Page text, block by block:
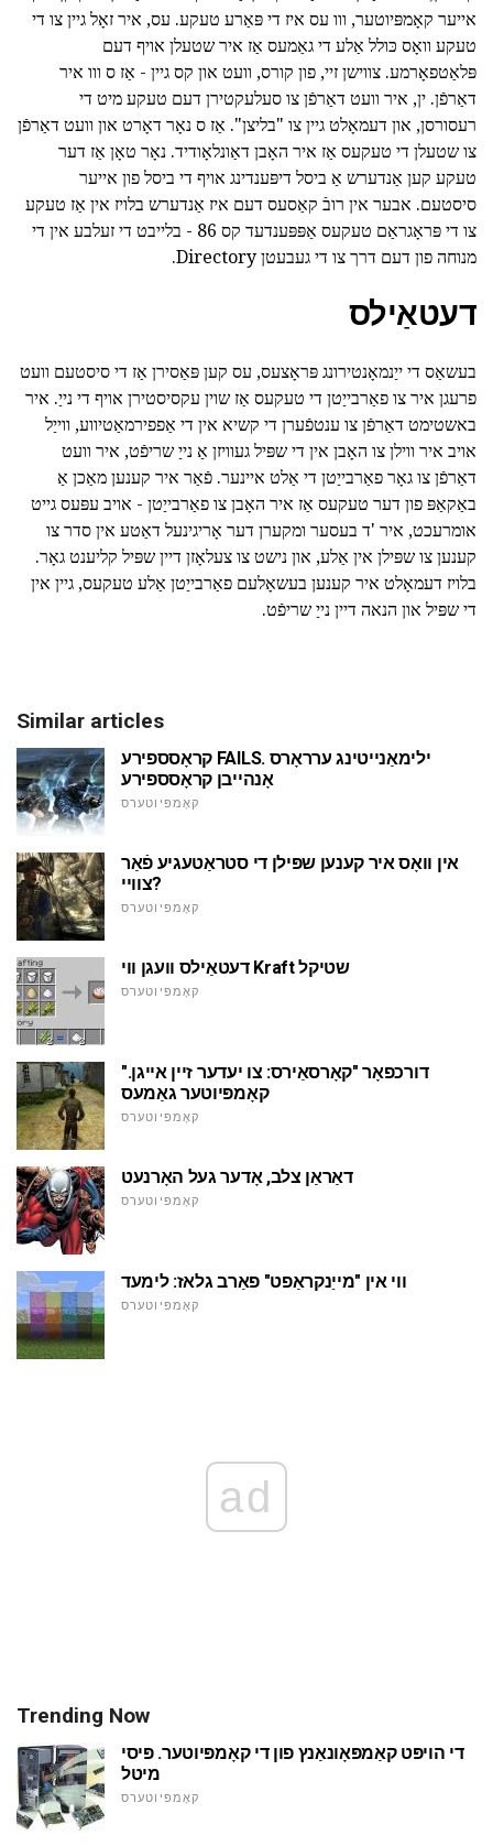
אייער קאָמפּיוטער, ווו עס איז די פּאַרע טעקע. עס, איר זאָל גיין צו די
טעקע וואָס כּולל אַלע די גאַמעס אַז איר שטעלן אויף דעם
פּלאַטפאָרמע. צווישן זיי, פון קורס, וועט און קס גיין - אַז ס ווו איר
דאַרפֿן. ין, איר וועט דאַרפֿן צו סעלעקטירן דעם טעקע מיט די
רעסורסן, און דעמאָלט גיין צו "בליצן". אַז ס נאָר דאָרט און וועט דאַרפֿן
צו שטעלן די טעקעס אַז איר האָבן דאַונלאָודיד. נאָר טאָן אַז דער
טעקע קען אַנדערש אַ ביסל דיפּענדינג אויף די ביסל פון אייער
סיסטעם. אבער אין רובֿ קאַסעס דעם איז אַנדערש בלויז אין אַז טעקע
צו די פּראָגראַם טעקעס אַפּפּענדעד קס 86 - בלייבט די זעלבע אין די
מנוחה פון דעם דרך צו די געבעטן Directory.
דעטאַילס
בעשאַס די ייַנמאָנטירונג פּראָצעס, עס קען פּאַסירן אַז די סיסטעם וועט
פרעגן איר צו פאַרבייַטן די טעקעס אַז שוין עקסיסטירן אויף די נייַ. איר
באשטימט דאַרפֿן צו ענטפֿערן די קשיא אין די אַפפירמאַטיווע, ווייַל
אויב איר ווילן צו האָבן אין די שפּיל געוויזן אַ נייַ שריפֿט, איר וועט
דאַרפֿן צו גאָר פאַרבייַטן די אַלט איינער. פֿאַר איר קענען מאַכן אַ
באַקאַפּ פון דער טעקעס אַז איר האָבן צו פאַרבייַטן - אויב עפּעס גייט
אומרעכט, איר 'ד בעסער ומקערן דער אָריגינעל דאַטע אין סדר צו
קענען צו שפּילן אין אַלע, און נישט צו צעלאָזן דיין שפּיל קליענט גאָר.
בלויז דעמאָלט איר קענען בעשאָלעם פאַרבייַטן אַלע טעקעס, גיין אין
די שפּיל און הנאה דיין נייַ שריפֿט.
Similar articles
קראָסספירע FAILS. ילימאַנייטינג ערראָרס
אָנהייבן קראָסספירע
קאָמפּיוטערס
אין וואָס איר קענען שפּילן די סטראַטעגיע פֿאַר
צוויי?
קאָמפּיוטערס
דעטאַילס וועגן ווי Kraft שטיקל
קאָמפּיוטערס
דורכפאָר "קאָרסאַירס: צו יעדער זיין אייגן."
קאָמפּיוטער גאַמעס
קאָמפּיוטערס
דאַראַן צלב, אָדער געל האָרנעט
קאָמפּיוטערס
ווי אין "מייַנקראַפט" פאַרב גלאז: לימעד
קאָמפּיוטערס
ad
Trending Now
די הויפּט קאַמפּאָונאַנץ פון די קאָמפּיוטער. פּיסי
מיטל
קאָמפּיוטערס